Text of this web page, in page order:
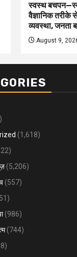
स्वस्थ
वैज्ञानिक तरीके
व्यवस्था, जनता
August 9,
(1,618)
(5,206)
(557)
(986)
(744)